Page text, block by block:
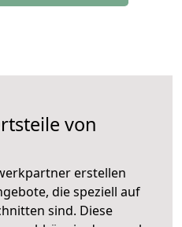
von
erstellen
die speziell auf
sind. Diese